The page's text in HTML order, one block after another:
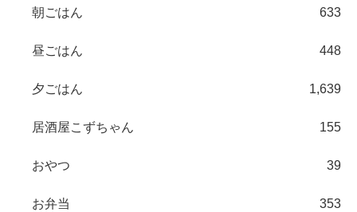
朝ごはん 633
昼ごはん 448
夕ごはん 1,639
居酒屋こずちゃん 155
おやつ 39
お弁当 353